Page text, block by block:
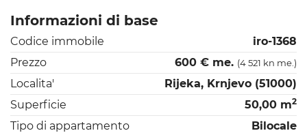
Informazioni di base
Codice immobile
iro-1368
Prezzo
600 € me. (4 521 kn me.)
Localita'
Rijeka, Krnjevo (51000)
Superficie
50,00 m2
Tipo di appartamento
Bilocale